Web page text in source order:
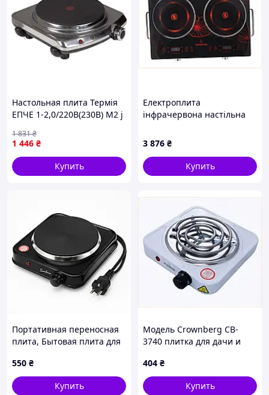
Настольная плита Термія
ЕПЧЕ 1-2,0/220В(230В) М2 j
1 446 ₴
1 831₴
Купить
Електроплита
інфрачервона настільна
двоконфоркова 4000 Вт
(1805452222) AH8515A842
3 876 ₴
Купить
Портативная переносная
плита, Бытовая плита для
электрическая ML-18
550 ₴
Купить
Модель Crownberg CB-
3740 плитка для дачи и
404 ₴
Купить